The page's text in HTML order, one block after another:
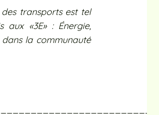
transports est tel
aux «3E» : Énergie,
la communauté